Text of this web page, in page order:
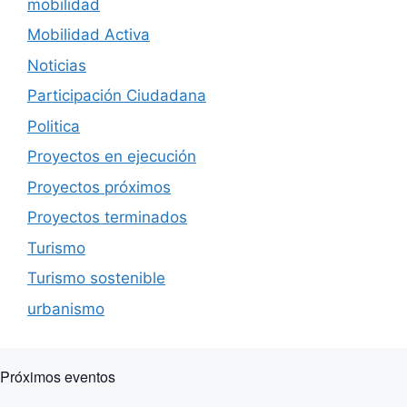
mobilidad
Mobilidad Activa
Noticias
Participación Ciudadana
Politica
Proyectos en ejecución
Proyectos próximos
Proyectos terminados
Turismo
Turismo sostenible
urbanismo
Próximos eventos